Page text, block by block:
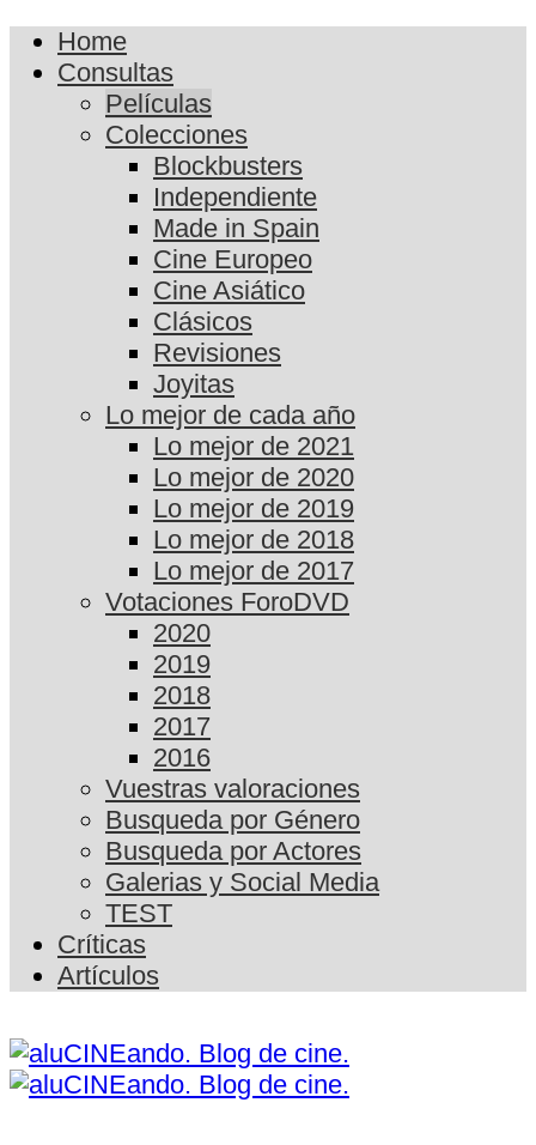
Home
Consultas
Películas
Colecciones
Blockbusters
Independiente
Made in Spain
Cine Europeo
Cine Asiático
Clásicos
Revisiones
Joyitas
Lo mejor de cada año
Lo mejor de 2021
Lo mejor de 2020
Lo mejor de 2019
Lo mejor de 2018
Lo mejor de 2017
Votaciones ForoDVD
2020
2019
2018
2017
2016
Vuestras valoraciones
Busqueda por Género
Busqueda por Actores
Galerias y Social Media
TEST
Críticas
Artículos